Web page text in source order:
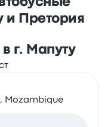
и Претория
г. Мапуту
Mozambique